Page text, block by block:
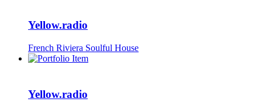
Yellow.radio
French Riviera Soulful House
Yellow.radio